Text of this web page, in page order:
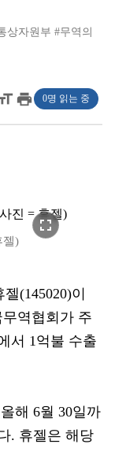
상자원부 #무역의
print 0명 읽는 중
fullscreen
젤)
(145020)이
역협회가 주
서 1억불 수출
해 6월 30일까
. 휴젤은 해당